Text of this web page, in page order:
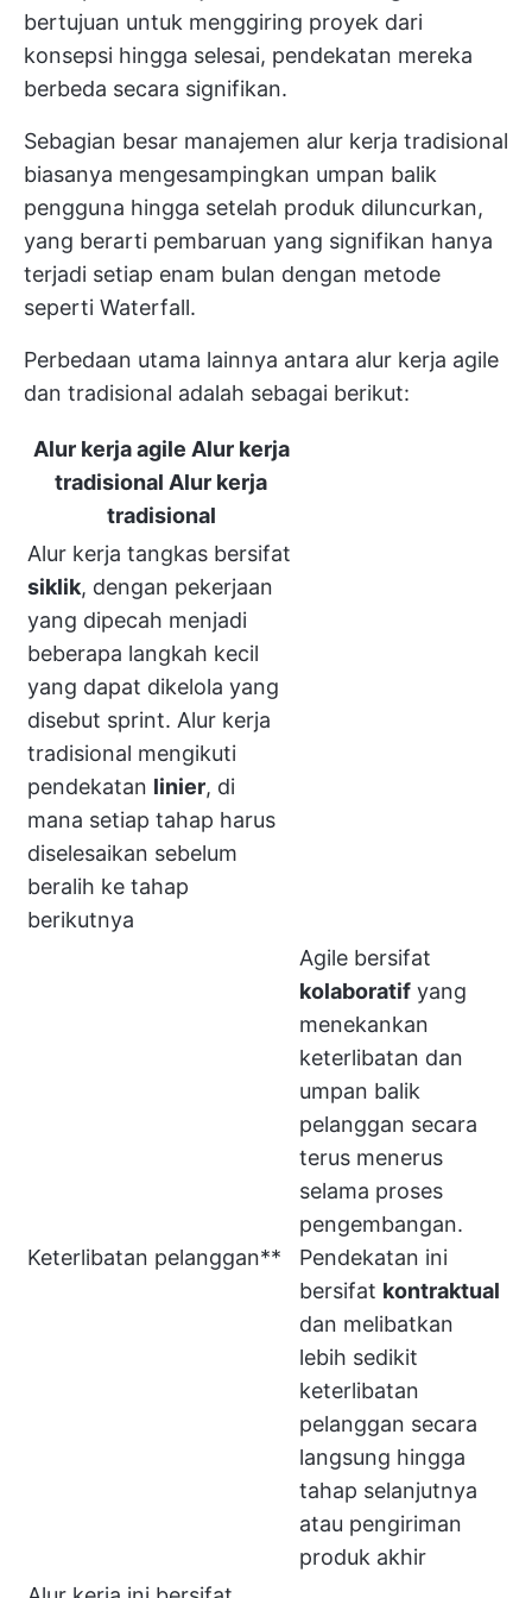
bertujuan untuk menggiring proyek dari
konsepsi hingga selesai, pendekatan mereka
berbeda secara signifikan.
Sebagian besar manajemen alur kerja tradisional
biasanya mengesampingkan umpan balik
pengguna hingga setelah produk diluncurkan,
yang berarti pembaruan yang signifikan hanya
terjadi setiap enam bulan dengan metode
seperti Waterfall.
Perbedaan utama lainnya antara alur kerja agile
dan tradisional adalah sebagai berikut:
Alur kerja agile Alur kerja
tradisional Alur kerja
tradisional
Alur kerja tangkas bersifat
siklik, dengan pekerjaan
yang dipecah menjadi
beberapa langkah kecil
yang dapat dikelola yang
disebut sprint. Alur kerja
tradisional mengikuti
pendekatan linier, di
mana setiap tahap harus
diselesaikan sebelum
beralih ke tahap
berikutnya
Keterlibatan pelanggan**
Agile bersifat
kolaboratif yang
menekankan
keterlibatan dan
umpan balik
pelanggan secara
terus menerus
selama proses
pengembangan.
Pendekatan ini
bersifat kontraktual
dan melibatkan
lebih sedikit
keterlibatan
pelanggan secara
langsung hingga
tahap selanjutnya
atau pengiriman
produk akhir